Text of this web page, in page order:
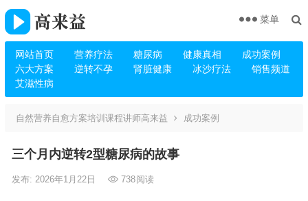
网站首页 营养疗法 糖尿病 健康真相
成功案例
六大方案
逆转不孕 肾脏健康 冰沙疗法
销售频道
艾滋性病
菜单
自然营养自愈方案培训课程讲师高来益 成功案例
三个月内逆转2型糖尿病的故事
发布: 2026年1月22日 738阅读